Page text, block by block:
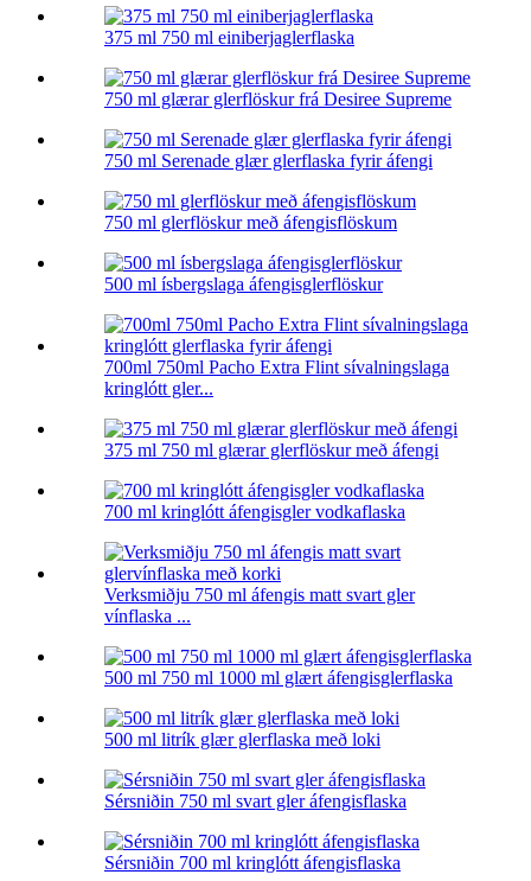
375 ml 750 ml einiberjaglerflaska
750 ml glærar glerflöskur frá Desiree Supreme
750 ml Serenade glær glerflaska fyrir áfengi
750 ml glerflöskur með áfengisflöskum
500 ml ísbergslaga áfengisglerflöskur
700ml 750ml Pacho Extra Flint sívalningslaga
kringlótt gler...
375 ml 750 ml glærar glerflöskur með áfengi
700 ml kringlótt áfengisgler vodkaflaska
Verksmiðju 750 ml áfengis matt svart gler
vínflaska ...
500 ml 750 ml 1000 ml glært áfengisglerflaska
500 ml litrík glær glerflaska með loki
Sérsniðin 750 ml svart gler áfengisflaska
Sérsniðin 700 ml kringlótt áfengisflaska